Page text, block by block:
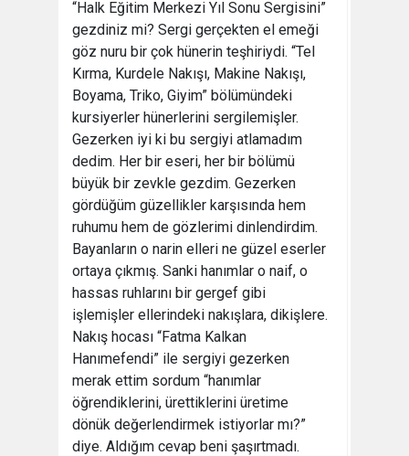
“Halk Eğitim Merkezi Yıl Sonu Sergisini”
gezdiniz mi? Sergi gerçekten el emeği
göz nuru bir çok hünerin teşhiriydi. “Tel
Kırma, Kurdele Nakışı, Makine Nakışı,
Boyama, Triko, Giyim” bölümündeki
kursiyerler hünerlerini sergilemişler.
Gezerken iyi ki bu sergiyi atlamadım
dedim. Her bir eseri, her bir bölümü
büyük bir zevkle gezdim. Gezerken
gördüğüm güzellikler karşısında hem
ruhumu hem de gözlerimi dinlendirdim.
Bayanların o narin elleri ne güzel eserler
ortaya çıkmış. Sanki hanımlar o naif, o
hassas ruhlarını bir gergef gibi
işlemişler ellerindeki nakışlara, dikişlere.
Nakış hocası “Fatma Kalkan
Hanımefendi” ile sergiyi gezerken
merak ettim sordum “hanımlar
öğrendiklerini, ürettiklerini üretime
dönük değerlendirmek istiyorlar mı?”
diye. Aldığım cevap beni şaşırtmadı.